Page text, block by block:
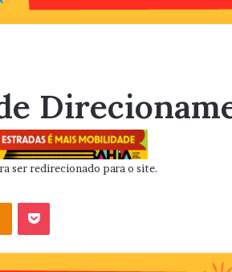
ser redirecionado para o site.
OK